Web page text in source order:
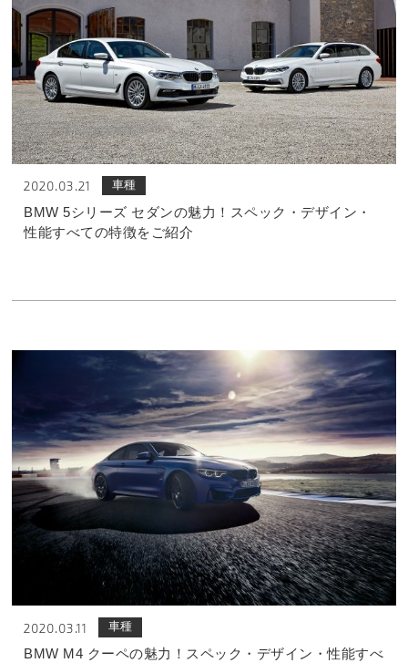
2020.03.21 車種
BMW 5シリーズ セダンの魅力！スペック・デザイン・
性能すべての特徴をご紹介
2020.03.11 車種
BMW M4 クーペの魅力！スペック・デザイン・性能すべ